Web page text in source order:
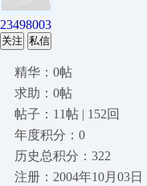
23498003
关注 私信
精华：0帖
求助：0帖
帖子：11帖 | 152回
年度积分：0
历史总积分：322
注册：2004年10月03日